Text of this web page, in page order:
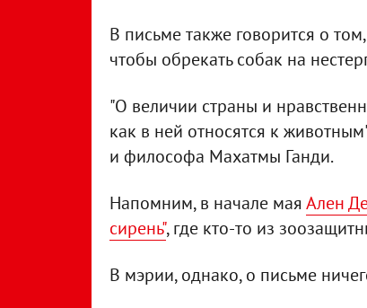
В письме также говорится о
чтобы обрекать собак на
"О величии страны и
как в ней относятся к
и философа Махатмы Ганди.
Напомним, в начале маяАлен
сирень", где кто-то из
В мэрии, однако, о письме